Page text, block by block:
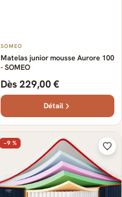
SOMEO
Matelas junior mousse Aurore 100
- SOMEO
Dès 229,00 €
Détail
−9 %